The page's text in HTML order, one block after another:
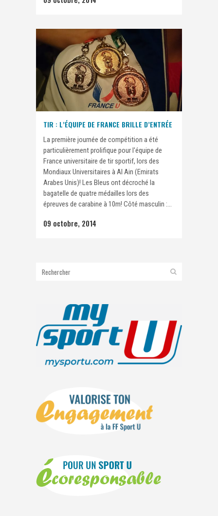
TIR : L’ÉQUIPE DE FRANCE BRILLE D’ENTRÉE
La première journée de compétition a été
particulièrement prolifique pour l'équipe de
France universitaire de tir sportif, lors des
Mondiaux Universitaires à Al Ain (Emirats
Arabes Unis)! Les Bleus ont décroché la
bagatelle de quatre médailles lors des
épreuves de carabine à 10m! Côté masculin :...
09 octobre, 2014